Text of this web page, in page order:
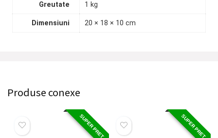
Greutate 1 kg
Dimensiuni 20 × 18 × 10 cm
Produse conexe
SUPER PRET SUPER PRET